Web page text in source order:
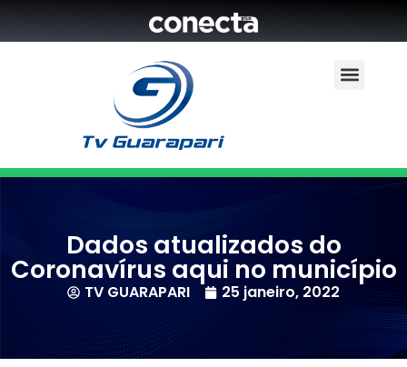
Dados atualizados do
Coronavírus aqui no município
TV GUARAPARI 25 janeiro, 2022